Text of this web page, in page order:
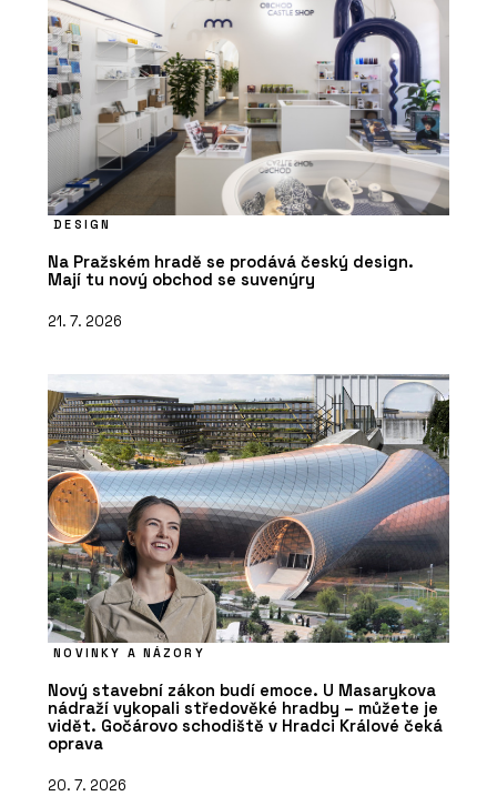
DESIGN
Na Pražském hradě se prodává český design.
Mají tu nový obchod se suvenýry
21. 7. 2026
NOVINKY A NÁZORY
Nový stavební zákon budí emoce. U Masarykova
nádraží vykopali středověké hradby – můžete je
vidět. Gočárovo schodiště v Hradci Králové čeká
oprava
20. 7. 2026